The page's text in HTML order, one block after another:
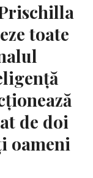
toate
de doi
oameni